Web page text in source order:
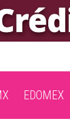
EDOMEX